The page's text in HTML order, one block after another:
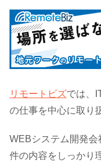
リモートビズでは、
の仕事を中心に取り
WEBシステム開発
件の内容をしっかり